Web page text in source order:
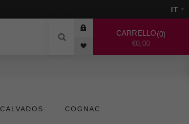
CARRELLO 0
€0,00
CALVADOS COGNAC